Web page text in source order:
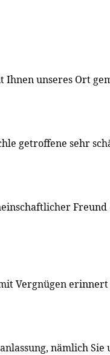
Ihnen unseres Ort
getroffene sehr
Vergnügen
nämlich Sie